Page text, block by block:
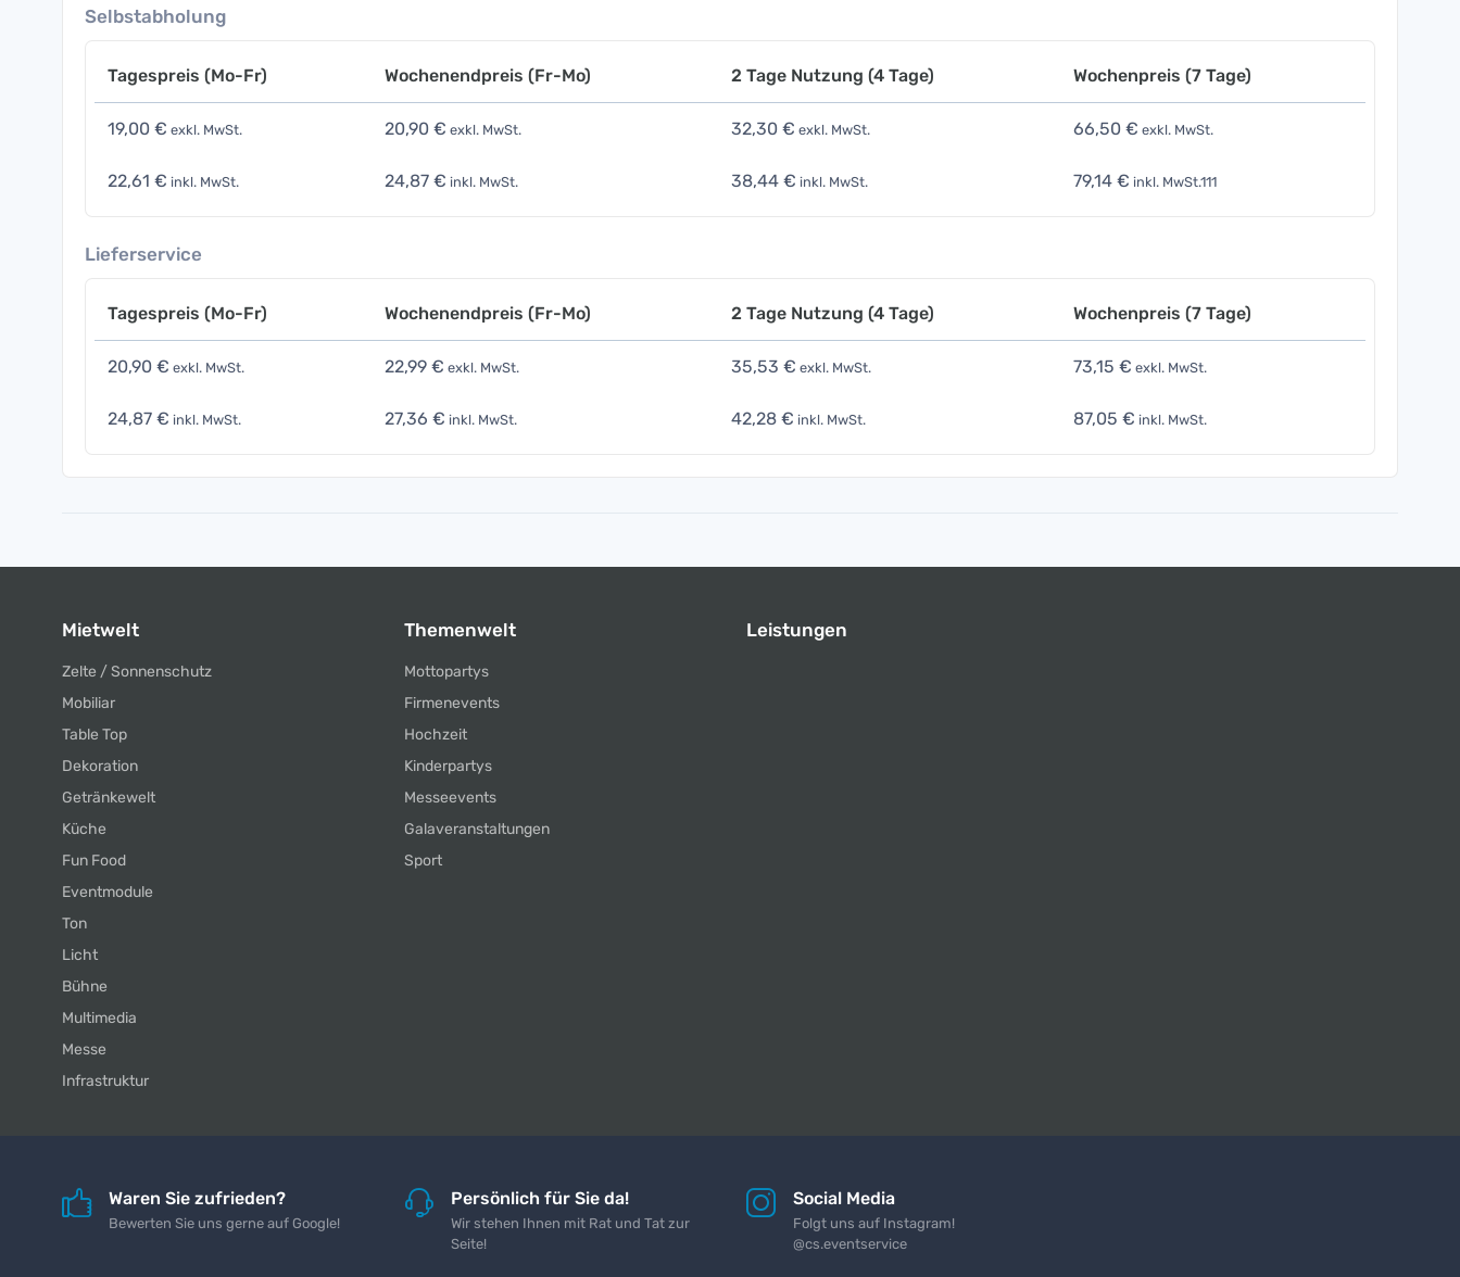
Selbstabholung
Tagespreis (Mo-Fr) Wochenendpreis (Fr-Mo) 2 Tage Nutzung (4 Tage) Wochenpreis (7 Tage)
19,00 € exkl. MwSt. 20,90 € exkl. MwSt. 32,30 € exkl. MwSt. 66,50 € exkl. MwSt.
22,61 € inkl. MwSt. 24,87 € inkl. MwSt. 38,44 € inkl. MwSt. 79,14 € inkl. MwSt.111
Lieferservice
Tagespreis (Mo-Fr) Wochenendpreis (Fr-Mo) 2 Tage Nutzung (4 Tage) Wochenpreis (7 Tage)
20,90 € exkl. MwSt. 22,99 € exkl. MwSt. 35,53 € exkl. MwSt. 73,15 € exkl. MwSt.
24,87 € inkl. MwSt. 27,36 € inkl. MwSt. 42,28 € inkl. MwSt. 87,05 € inkl. MwSt.
Mietwelt
Zelte / Sonnenschutz
Mobiliar
Table Top
Dekoration
Getränkewelt
Küche
Fun Food
Eventmodule
Ton
Licht
Bühne
Multimedia
Messe
Infrastruktur
Themenwelt
Mottopartys
Firmenevents
Hochzeit
Kinderpartys
Messeevents
Galaveranstaltungen
Sport
Leistungen
Waren Sie zufrieden?
Bewerten Sie uns gerne auf Google!
Persönlich für Sie da!
Wir stehen Ihnen mit Rat und Tat zur
Seite!
Social Media
Folgt uns auf Instagram!
@cs.eventservice